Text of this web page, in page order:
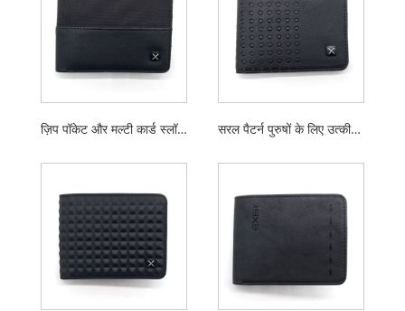
ज़िप पॉकेट और मल्टी कार्ड स्लॉट के साथ सिंपल डिज़ाइन पु बिफोल्ड वॉलेट्स सरल पैटर्न पुरुषों के लिए उत्कीर्ण द्विभाजित पर्स